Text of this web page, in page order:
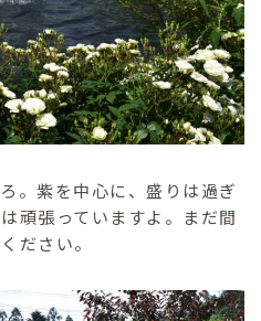
。紫を中心に、盛りは過ぎ
頑張っていますよ。まだ間
ださい。